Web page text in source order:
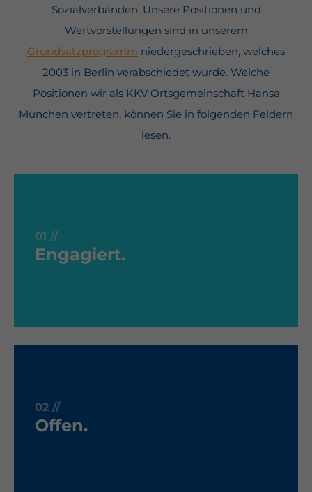
Sozialverbänden. Unsere Positionen und
Wertvorstellungen sind in unserem
Grundsatzprogramm niedergeschrieben, welches
2003 in Berlin verabschiedet wurde. Welche
Positionen wir als KKV Ortsgemeinschaft Hansa
München vertreten, können Sie in folgenden Feldern
lesen.
01 //
Engagiert.
diese – gut vernetzt – auf dem politischen,
02 //
Offen.
Konfession oder Herkunft! Wir stehen für den
offenen Dialog und wollen diesen fördern um